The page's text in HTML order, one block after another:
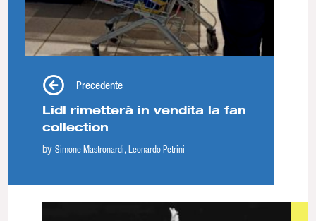
Precedente
Lidl rimetterà in vendita la fan
collection
by Simone Mastronardi Leonardo Petrini